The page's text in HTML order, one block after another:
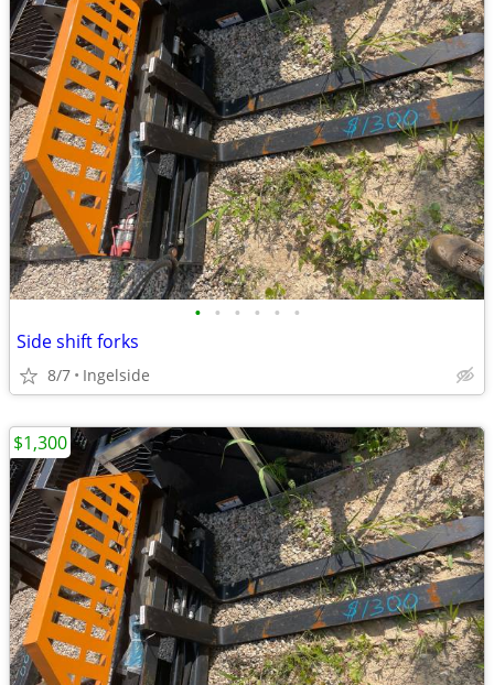
• • • • • •
Side shift forks
8/7 Ingelside
$1,300